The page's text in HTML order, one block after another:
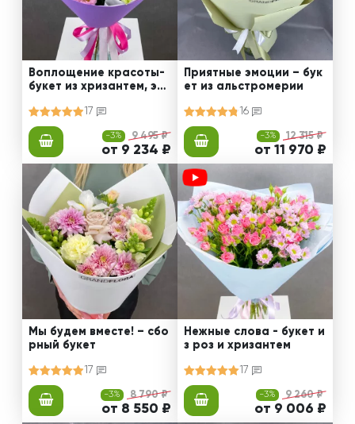
Воплощение красоты-
букет из хризантем, эус
17
-3% 9 495 ₽
от 9 234 ₽
Приятные эмоции – бук
ет из альстромерии
16
-3% 12 315 ₽
от 11 970 ₽
Мы будем вместе! – сбо
рный букет
17
-3% 8 790 ₽
от 8 550 ₽
Нежные слова - букет и
з роз и хризантем
17
-3% 9 260 ₽
от 9 006 ₽